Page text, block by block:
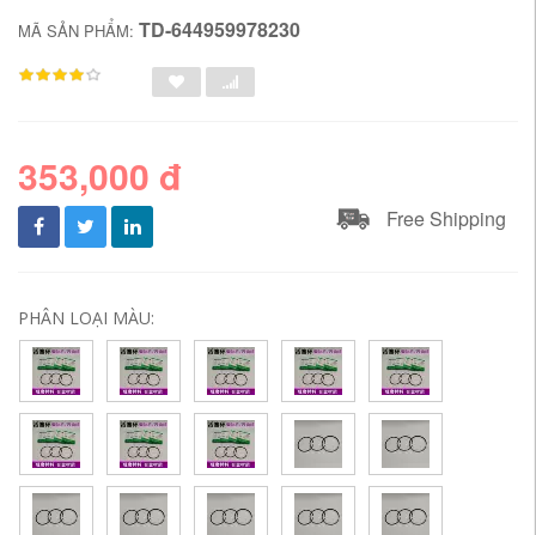
MÃ SẢN PHẨM: TD-644959978230
353,000 đ
Free Shipping
PHÂN LOẠI MÀU: